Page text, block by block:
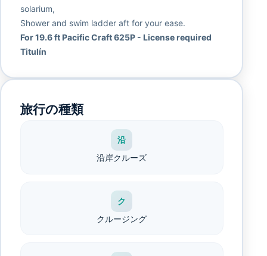
solarium,
Shower and swim ladder aft for your ease.
For 19.6 ft Pacific Craft 625P - License required
Titulín
旅行の種類
沿
沿岸クルーズ
ク
クルージング